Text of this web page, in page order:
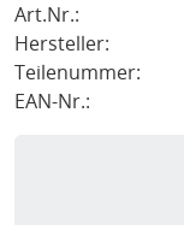
Art.Nr.:
Hersteller:
Teilenummer:
EAN-Nr.: